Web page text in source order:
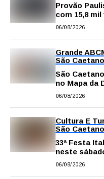
Provão
com 15,8
público
06/08/2026
Grande ABC
São
São
no Mapa da
06/08/2026
Cultura E
São
33ª Festa
neste
novidades
06/08/2026